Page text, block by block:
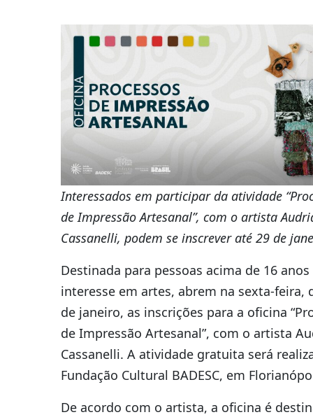
Interessados em participar da atividade
de Impressão Artesanal”, com o artista
Cassanelli, podem se inscrever até 29 de
Destinada para pessoas acima de 16
interesse em artes, abrem na sexta-feira,
de janeiro, as inscrições para a oficina
de Impressão Artesanal”, com o artista
Cassanelli. A atividade gratuita será
Fundação Cultural BADESC, em
De acordo com o artista, a oficina é